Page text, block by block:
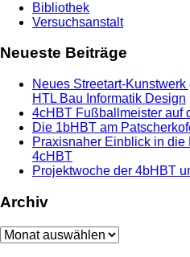
Bibliothek
Versuchsanstalt
Neueste Beiträge
Neues Streetart-
HTL Bau Informatik Design
4cHBT Fußballmeister auf
Die 1bHBT am
Praxisnaher Einblick in
4cHBT
Projektwoche der 4bHBT
Archiv
Archiv